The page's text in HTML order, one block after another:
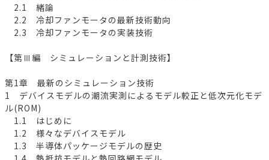
2.1 緒論
2.2 冷却ファンモータの最新技術動向
2.3 冷却ファンモータの実装技術
【第Ⅲ編 シミュレーションと計測技術】
第1章 最新のシミュレーション技術
1 デバイスモデルの潮流実測によるモデル較正と低次元化モデ
ル(ROM)
1.1 はじめに
1.2 様々なデバイスモデル
1.3 半導体パッケージモデルの歴史